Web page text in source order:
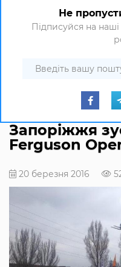
Не
Підписуйся на
Запоріжжя
Ferguson
20 березня 2016